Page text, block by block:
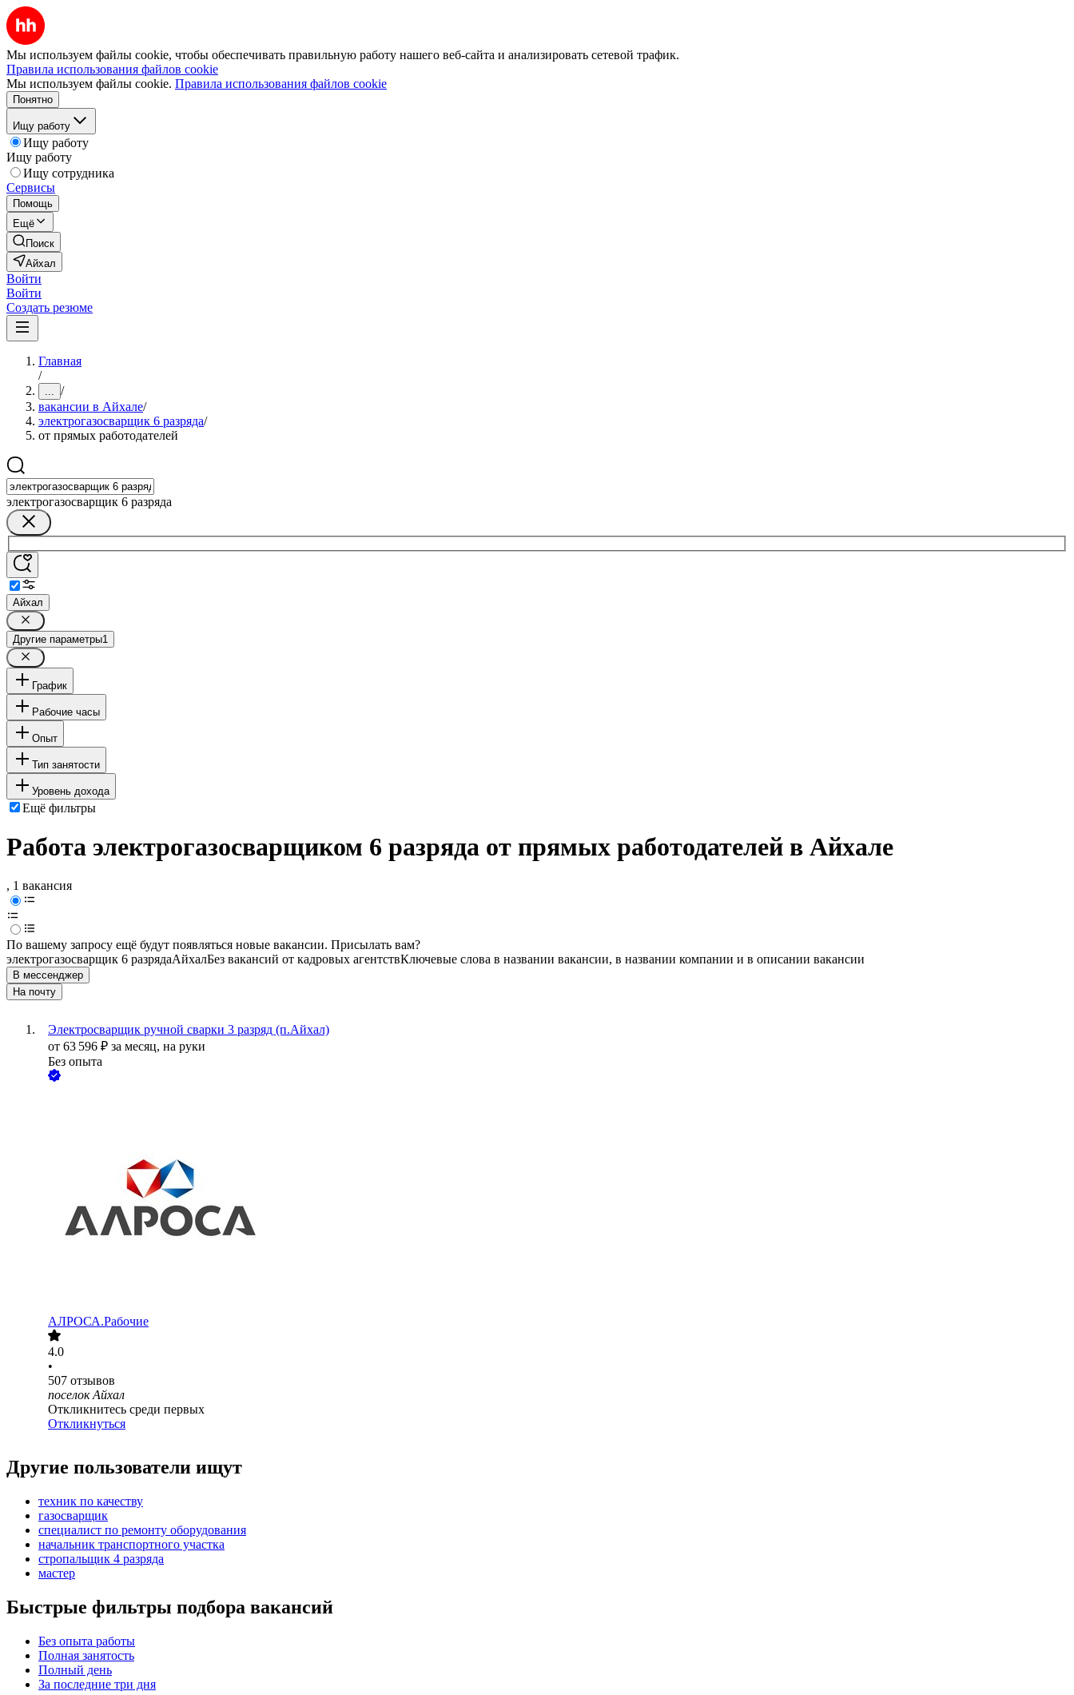
Мы используем файлы cookie, чтобы обеспечивать правильную работу нашего веб-сайта и анализировать сетевой трафик.
Правила использования файлов cookie
Мы используем файлы cookie. Правила использования файлов cookie
Понятно
Ищу работу
Ищу работу
Ищу работу
Ищу сотрудника
Сервисы
Помощь
Ещё
Поиск
Айхал
Войти
Войти
Создать резюме
Главная
/
... /
вакансии в Айхале/
электрогазосварщик 6 разряда/
от прямых работодателей
электрогазосварщик 6 разряда
Айхал
Другие параметры1
График
Рабочие часы
Опыт
Тип занятости
Уровень дохода
Ещё фильтры
Работа электрогазосварщиком 6 разряда от прямых работодателей в Айхале
, 1 вакансия
По вашему запросу ещё будут появляться новые вакансии. Присылать вам?
электрогазосварщик 6 разрядаАйхалБез вакансий от кадровых агентствКлючевые слова в названии вакансии, в названии компании и в описании вакансии
В мессенджер
На почту
Электросварщик ручной сварки 3 разряд (п.Айхал)
от 63 596 ₽ за месяц, на руки
Без опыта
АЛРОСА.Рабочие
4.0
•
507 отзывов
поселок Айхал
Откликнитесь среди первых
Откликнуться
Другие пользователи ищут
техник по качеству
газосварщик
специалист по ремонту оборудования
начальник транспортного участка
стропальщик 4 разряда
мастер
Быстрые фильтры подбора вакансий
Без опыта работы
Полная занятость
Полный день
За последние три дня